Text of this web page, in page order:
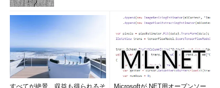
すべてが絶景、収益も得られるそ
Microsoftが.NET用オープンソー